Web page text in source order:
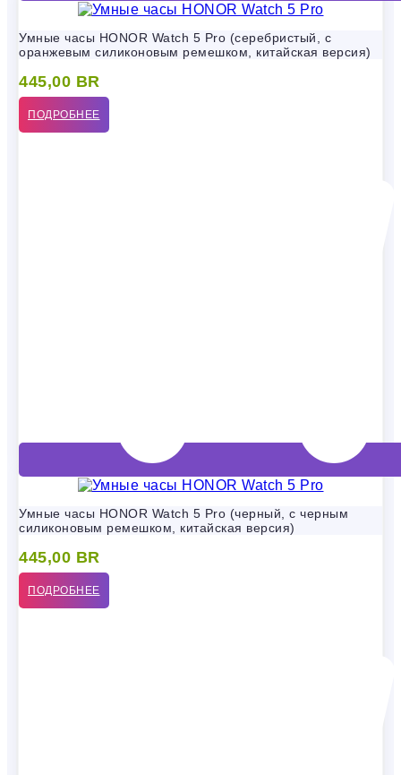
Умные часы HONOR Watch 5 Pro (серебристый, с
оранжевым силиконовым ремешком, китайская версия)
445,00 BR
ПОДРОБНЕЕ
Умные часы HONOR Watch 5 Pro (черный, с черным
силиконовым ремешком, китайская версия)
445,00 BR
ПОДРОБНЕЕ